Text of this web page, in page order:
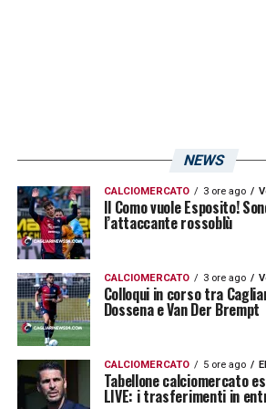
Un post condiviso da Andrea Belotti
LA PLAYLIST DELLE NOSTRE
NEWS
CALCIOMERCATO 3 ore ago
Il Como vuole Esposito!
l’attaccante rossoblù
CALCIOMERCATO 3 ore ago
Colloqui in corso tra
Dossena e Van Der Brempt
CALCIOMERCATO 5 ore ago
Tabellone calciomercato
LIVE: i trasferimenti in